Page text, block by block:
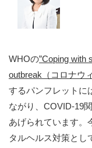
WHOの”Coping with
outbreak （コロナウ
するパンフレットに
ながり、COVID-19
あげられています。
タルヘルス対策とし